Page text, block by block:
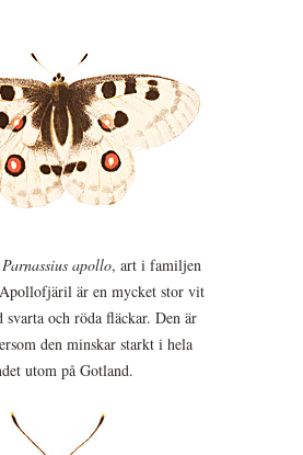
Parnassius apollo, art i familjen
är en mycket stor vit
och röda fläckar. Den är
den minskar starkt i hela
utom på Gotland.